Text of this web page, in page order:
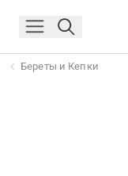
Береты и Кепки